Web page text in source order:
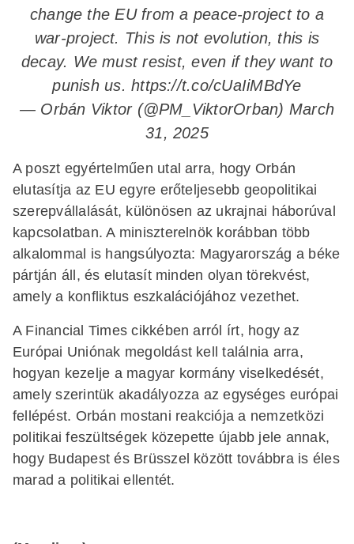
change the EU from a peace-project to a
war-project. This is not evolution, this is
decay. We must resist, even if they want to
punish us.https://t.co/cUaIiMBdYe
— Orbán Viktor (@PM_ViktorOrban) March
31, 2025
A poszt egyértelműen utal arra, hogy Orbán
elutasítja az EU egyre erőteljesebb geopolitikai
szerepvállalását, különösen az ukrajnai háborúval
kapcsolatban. A miniszterelnök korábban több
alkalommal is hangsúlyozta: Magyarország a béke
pártján áll, és elutasít minden olyan törekvést,
amely a konfliktus eszkalációjához vezethet.
A Financial Times cikkében arról írt, hogy az
Európai Uniónak megoldást kell találnia arra,
hogyan kezelje a magyar kormány viselkedését,
amely szerintük akadályozza az egységes európai
fellépést. Orbán mostani reakciója a nemzetközi
politikai feszültségek közepette újabb jele annak,
hogy Budapest és Brüsszel között továbbra is éles
marad a politikai ellentét.